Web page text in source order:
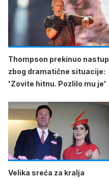
Thompson prekinuo nastup
zbog dramatične situacije:
'Zovite hitnu. Pozlilo mu je'
Velika sreća za kralja